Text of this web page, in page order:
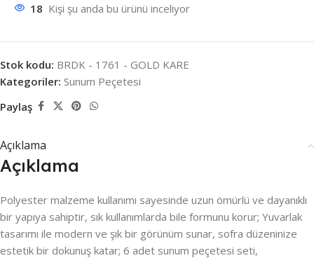
18 Kişi şu anda bu ürünü inceliyor
Stok kodu: BRDK - 1761 - GOLD KARE
Kategoriler: Sunum Peçetesi
Paylaş
Açıklama
Açıklama
Polyester malzeme kullanımı sayesinde uzun ömürlü ve dayanıklı
bir yapıya sahiptir, sık kullanımlarda bile formunu korur; Yuvarlak
tasarımı ile modern ve şık bir görünüm sunar, sofra düzeninize
estetik bir dokunuş katar; 6 adet sunum peçetesi seti,